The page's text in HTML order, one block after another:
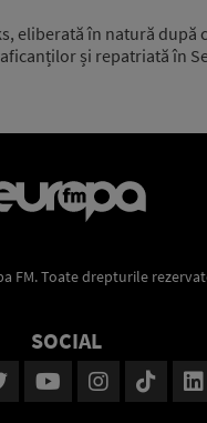
eliberată în natură după
și repatriată în
FM. Toate drepturile
SOCIAL